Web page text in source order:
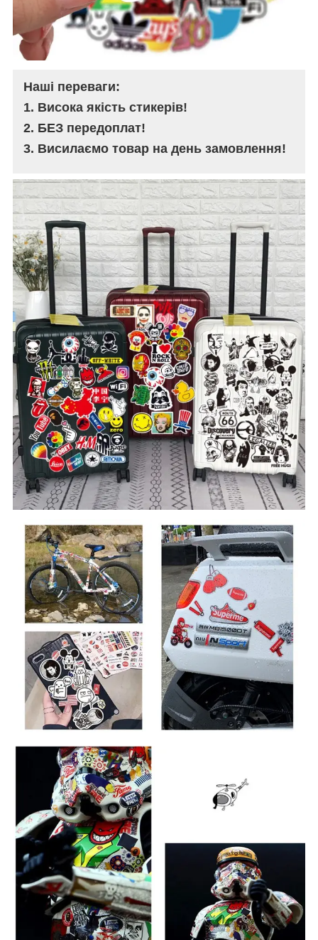
Наші переваги:
1. Висока якість стикерів!
2. БЕЗ передоплат!
3. Висилаємо товар на день замовлення!